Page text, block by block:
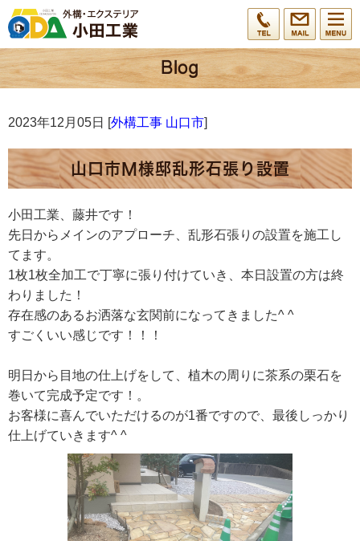
2023年12月05日 [外構工事 山口市]
山口市M様邸乱形石張り設置
小田工業、藤井です！
先日からメインのアプローチ、乱形石張りの設置を施工し
てます。
1枚1枚全加工で丁寧に張り付けていき、本日設置の方は終
わりました！
存在感のあるお洒落な玄関前になってきました^ ^
すごくいい感じです！！！
明日から目地の仕上げをして、植木の周りに茶系の栗石を
巻いて完成予定です！。
お客様に喜んでいただけるのが1番ですので、最後しっかり
仕上げていきます^ ^